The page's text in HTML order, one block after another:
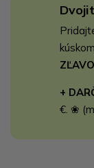
+
€. ❀